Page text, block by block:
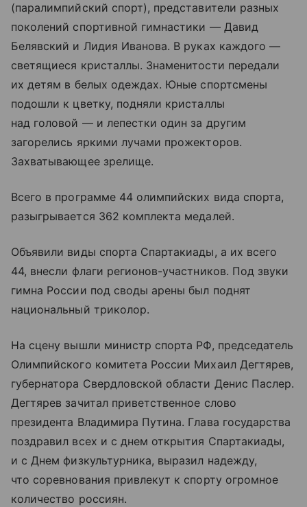
(паралимпийский спорт), представители разных
поколений спортивной гимнастики — Давид
Белявский и Лидия Иванова. В руках каждого —
светящиеся кристаллы. Знаменитости передали
их детям в белых одеждах. Юные спортсмены
подошли к цветку, подняли кристаллы
над головой — и лепестки один за другим
загорелись яркими лучами прожекторов.
Захватывающее зрелище.
Всего в программе 44 олимпийских вида спорта,
разыгрывается 362 комплекта медалей.
Объявили виды спорта Спартакиады, а их всего
44, внесли флаги регионов-участников. Под звуки
гимна России под своды арены был поднят
национальный триколор.
На сцену вышли министр спорта РФ, председатель
Олимпийского комитета России Михаил Дегтярев,
губернатора Свердловской области Денис Паслер.
Дегтярев зачитал приветственное слово
президента Владимира Путина. Глава государства
поздравил всех и с днем открытия Спартакиады,
и с Днем физкультурника, выразил надежду,
что соревнования привлекут к спорту огромное
количество россиян.